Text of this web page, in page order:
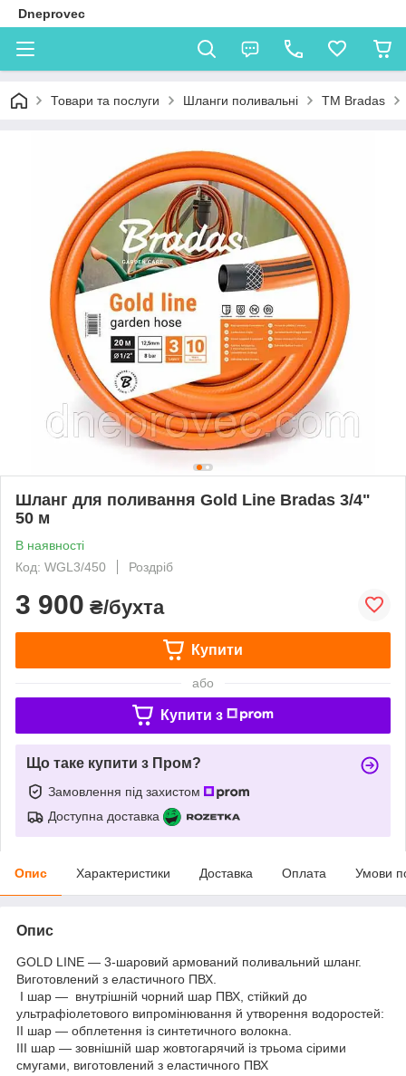
Dneprovec
Товари та послуги Шланги поливальні TM Bradas
Шланг для поливання Gold Line Bradas 3/4"
50 м
В наявності
Код: WGL3/450
Роздріб
3 900 ₴/бухта
Купити
або
Купити з
Що таке купити з Пром?
Замовлення під захистом
Доступна доставка
Опис Характеристики Доставка Оплата Умови
Опис
GOLD LINE — 3-шаровий армований поливальний шланг.
Виготовлений з еластичного ПВХ.
I шар — внутрішній чорний шар ПВХ, стійкий до
ультрафіолетового випромінювання й утворення водоростей:
II шар — обплетення із синтетичного волокна.
III шар — зовнішній шар жовтогарячий із трьома сірими
смугами, виготовлений з еластичного ПВХ